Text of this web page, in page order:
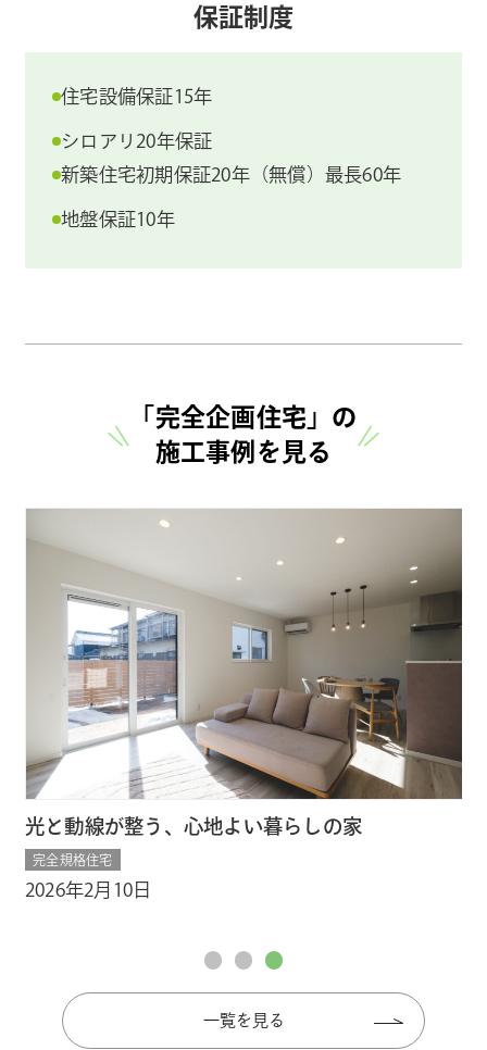
保証制度
住宅設備保証15年
シロアリ20年保証
新築住宅初期保証20年（無償）最長60年
地盤保証10年
「完全企画住宅」の
施工事例を見る
完全規格住宅
2026年2月10日
光と動線が整う、心地よい暮らしの家
一覧を見る